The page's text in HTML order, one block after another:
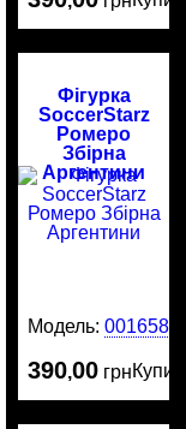
Фігурка
SoccerStarz
Ромеро
Збірна
Аргентини
Модель:0016583
390,00 грнКупити